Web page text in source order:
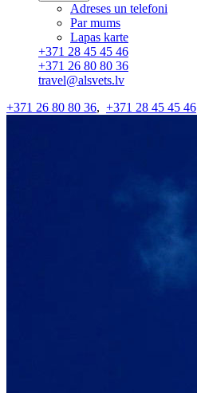
Adreses un telefoni
Par mums
Lapas karte
+371 28 45 45 46
+371 26 80 80 36
travel@alsvets.lv
+371 26 80 80 36, +371 28 45 45 46